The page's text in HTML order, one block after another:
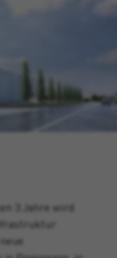
3 Jahre wird